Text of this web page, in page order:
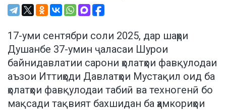
17-уми сентябри соли 2025, дар шаҳри
Душанбе 37-умин ҷаласаи Шурои
байнидавлатии сарони ҳолатҳои фавқулодаи
аъзои Иттиҳоди Давлатҳои Мустақил оид ба
ҳолатҳои фавқулодаи табиӣ ва техногенӣ бо
мақсади тақвият бахшидан ба ҳамкориҳои